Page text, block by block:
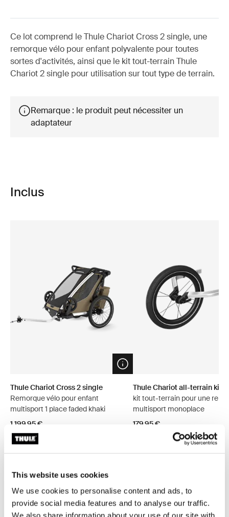
This website uses cookies
We use cookies to personalise content and ads, to
provide social media features and to analyse our traffic.
Ce lot comprend le Thule Chariot Cross 2 single, une
remorque vélo pour enfant polyvalente pour toutes
sortes d'activités, ainsi que le kit tout-terrain Thule
Chariot 2 single pour utilisation sur tout type de terrain.
Remarque : le produit peut nécessiter un
adaptateur
Inclus
Open info modal
Thule Chariot Cross 2 single
Remorque vélo pour enfant
multisport 1 place faded khaki
1 199,95 €
Thule Chariot all-terrain kit 2
kit tout-terrain pour une
multisport monoplace
179,95 €
Explorer les offres groupées